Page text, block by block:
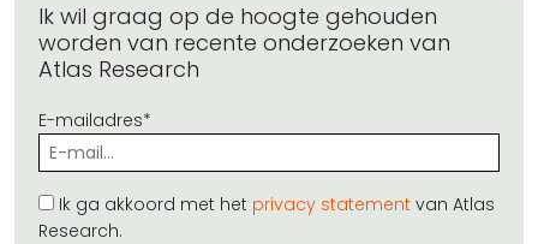
Ik wil graag op de hoogte gehouden
worden van recente onderzoeken van
Atlas Research
E-mailadres*
Ik ga akkoord met het privacy statement van Atlas
Research.